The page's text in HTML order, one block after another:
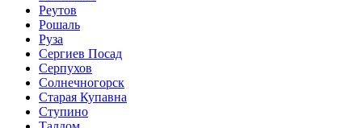
Реутов
Рошаль
Руза
Сергиев Посад
Серпухов
Солнечногорск
Старая Купавна
Ступино